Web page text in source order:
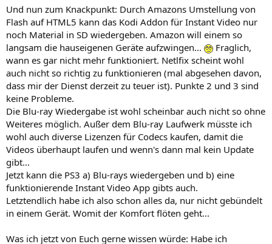
Und nun zum Knackpunkt: Durch Amazons Umstellung von
Flash auf HTML5 kann das Kodi Addon für Instant Video nur
noch Material in SD wiedergeben. Amazon will einem so
langsam die hauseigenen Geräte aufzwingen...
Fraglich,
wann es gar nicht mehr funktioniert. Netlfix scheint wohl
auch nicht so richtig zu funktionieren (mal abgesehen davon,
dass mir der Dienst derzeit zu teuer ist). Punkte 2 und 3 sind
keine Probleme.
Die Blu-ray Wiedergabe ist wohl scheinbar auch nicht so ohne
Weiteres möglich. Außer dem Blu-ray Laufwerk müsste ich
wohl auch diverse Lizenzen für Codecs kaufen, damit die
Videos überhaupt laufen und wenn's dann mal kein Update
gibt...
Jetzt kann die PS3 a) Blu-rays wiedergeben und b) eine
funktionierende Instant Video App gibts auch.
Letztendlich habe ich also schon alles da, nur nicht gebündelt
in einem Gerät. Womit der Komfort flöten geht...
Was ich jetzt von Euch gerne wissen würde: Habe ich